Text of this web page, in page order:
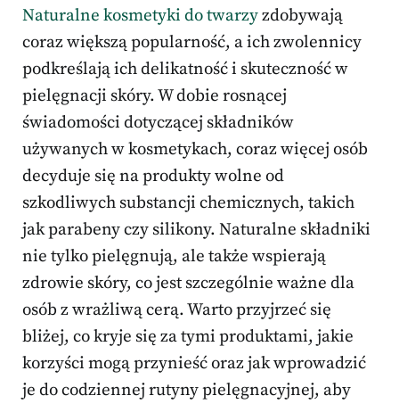
Naturalne kosmetyki do twarzyzdobywają
coraz większą popularność, a ich zwolennicy
podkreślają ich delikatność i skuteczność w
pielęgnacji skóry. W dobie rosnącej
świadomości dotyczącej składników
używanych w kosmetykach, coraz więcej osób
decyduje się na produkty wolne od
szkodliwych substancji chemicznych, takich
jak parabeny czy silikony. Naturalne składniki
nie tylko pielęgnują, ale także wspierają
zdrowie skóry, co jest szczególnie ważne dla
osób z wrażliwą cerą. Warto przyjrzeć się
bliżej, co kryje się za tymi produktami, jakie
korzyści mogą przynieść oraz jak wprowadzić
je do codziennej rutyny pielęgnacyjnej, aby